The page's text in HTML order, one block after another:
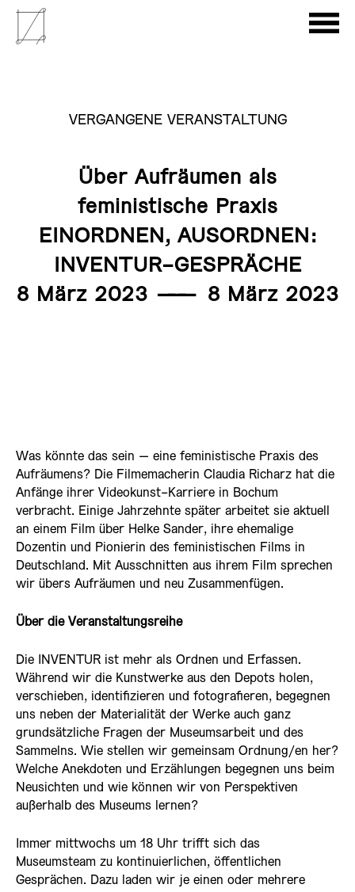
VERGANGENE VERANSTALTUNG
Über Aufräumen als
feministische Praxis
EINORDNEN, AUSORDNEN:
INVENTUR-GESPRÄCHE
8 März 2023 ——— 8 März 2023
Was könnte das sein – eine feministische Praxis des
Aufräumens? Die Filmemacherin Claudia Richarz hat die
Anfänge ihrer Videokunst-Karriere in Bochum
verbracht. Einige Jahrzehnte später arbeitet sie aktuell
an einem Film über Helke Sander, ihre ehemalige
Dozentin und Pionierin des feministischen Films in
Deutschland. Mit Ausschnitten aus ihrem Film sprechen
wir übers Aufräumen und neu Zusammenfügen.
Über die Veranstaltungsreihe
Die INVENTUR ist mehr als Ordnen und Erfassen.
Während wir die Kunstwerke aus den Depots holen,
verschieben, identifizieren und fotografieren, begegnen
uns neben der Materialität der Werke auch ganz
grundsätzliche Fragen der Museumsarbeit und des
Sammelns. Wie stellen wir gemeinsam Ordnung/en her?
Welche Anekdoten und Erzählungen begegnen uns beim
Neusichten und wie können wir von Perspektiven
außerhalb des Museums lernen?
Immer mittwochs um 18 Uhr trifft sich das
Museumsteam zu kontinuierlichen, öffentlichen
Gesprächen. Dazu laden wir je einen oder mehrere